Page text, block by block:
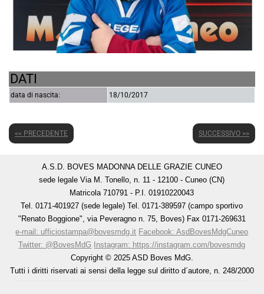
DATI
data di nascita: 18/10/2017
<< PRECEDENTE SUCCESSIVO >>
A.S.D. BOVES MADONNA DELLE GRAZIE CUNEO
sede legale Via M. Tonello, n. 11 - 12100 - Cuneo (CN)
Matricola 710791 - P.I. 01910220043
Tel. 0171-401927 (sede legale) Tel. 0171-389597 (campo sportivo
"Renato Boggione", via Peveragno n. 75, Boves) Fax 0171-269631
e-mail: ufficiostampa@bovesmdg.it Facebook: AsdBovesMdgCuneo
Twitter: @BovesMdG
Instagram: https://instagram.com/bovesmdg
Copyright © 2025 ASD Boves MdG.
Tutti i diritti riservati ai sensi della legge sul diritto d´autore, n. 248/2000